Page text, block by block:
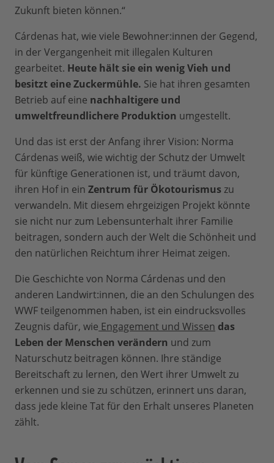
Zukunft bieten können.“
Cárdenas hat, wie viele Bewohner:innen der Gegend,
in der Vergangenheit mit illegalen Kulturen
gearbeitet. Heute hält sie ein wenig Vieh und
besitzt eine Zuckermühle. Sie hat ihren gesamten
Betrieb auf eine nachhaltigere und
umweltfreundlichere Produktion umgestellt.
Und das ist erst der Anfang ihrer Vision: Norma
Cárdenas weiß, wie wichtig der Schutz der Umwelt
für künftige Generationen ist, und träumt davon,
ihren Hof in ein Zentrum für Ökotourismus zu
verwandeln. Mit diesem ehrgeizigen Projekt könnte
sie nicht nur zum Lebensunterhalt ihrer Familie
beitragen, sondern auch der Welt die Schönheit und
den natürlichen Reichtum ihrer Heimat zeigen.
Die Geschichte von Norma Cárdenas und den
anderen Landwirt:innen, die an den Schulungen des
WWF teilgenommen haben, ist ein eindrucksvolles
Zeugnis dafür, wie Engagement und Wissen das
Leben der Menschen verändern und zum
Naturschutz beitragen können. Ihre ständige
Bereitschaft zu lernen, den Wert ihrer Umwelt zu
erkennen und sie zu schützen, erinnert uns daran,
dass jede kleine Tat für den Erhalt unseres Planeten
zählt.